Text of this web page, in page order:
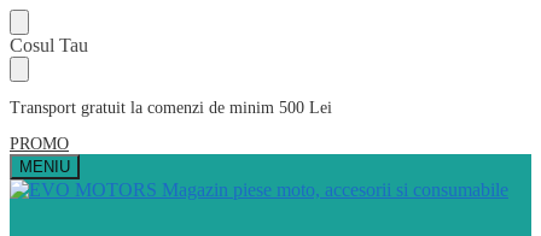
Skip
to
navigation
Skip
to
content
Cosul Tau
Transport gratuit la comenzi de minim 500 Lei
PROMO
MENIU